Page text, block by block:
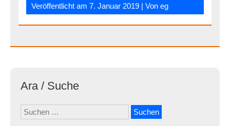
Veröffentlicht am7. Januar 2019 | Voneg
Ara / Suche
Suchen
nach: